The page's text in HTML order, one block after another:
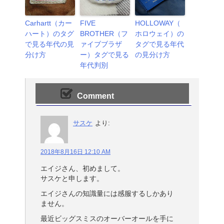
Carhartt（カー
ハート）のタグ
で見る年代の見
分け方
FIVE
BROTHER（フ
ァイブブラザ
ー）タグで見る
年代判別
HOLLOWAY（
ホロウェイ）の
タグで見る年代
の見分け方
Comment
サスケ より:
2018年8月16日 12:10 AM
エイジさん、初めまして。
サスケと申します。
エイジさんの知識量には感服するしかあり
ません。
最近ビッグスミスのオーバーオールを手に